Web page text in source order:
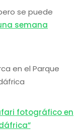
se puede
semana
fotográfico en